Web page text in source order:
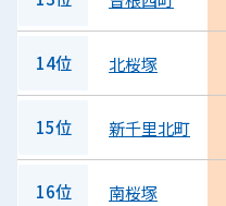
14位 北桜塚
15位 新千里北町
16位 南桜塚